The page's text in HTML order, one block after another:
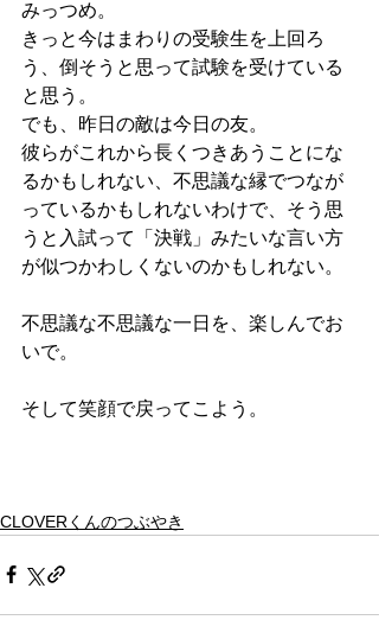
みっつめ。
きっと今はまわりの受験生を上回ろ
う、倒そうと思って試験を受けている
と思う。
でも、昨日の敵は今日の友。
彼らがこれから長くつきあうことにな
るかもしれない、不思議な縁でつなが
っているかもしれないわけで、そう思
うと入試って「決戦」みたいな言い方
が似つかわしくないのかもしれない。
不思議な不思議な一日を、楽しんでお
いで。
そして笑顔で戻ってこよう。
CLOVERくんのつぶやき